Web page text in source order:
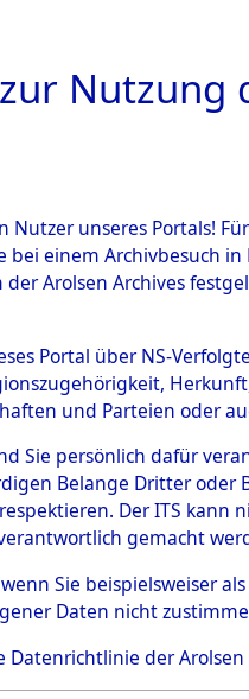
Aktion
→0370
Nutzung
Nutzer unseres Portals!
einem Archivbesuch
Arolsen Archives
Portal über NS-
und Parteien oder
Sie persönlich dafür
Belange Dritter
Der ITS
gemacht
Sie beispielsweiser
Daten nicht
der Arolsen